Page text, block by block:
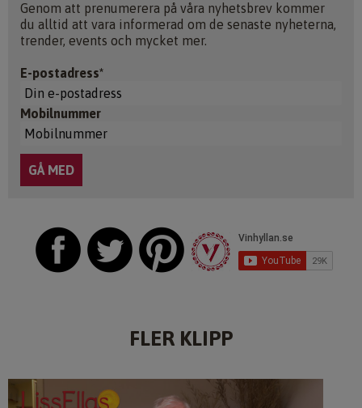
Genom att prenumerera på våra nyhetsbrev kommer
du alltid att vara informerad om de senaste nyheterna,
trender, events och mycket mer.
E-postadress*
Mobilnummer
FLER KLIPP